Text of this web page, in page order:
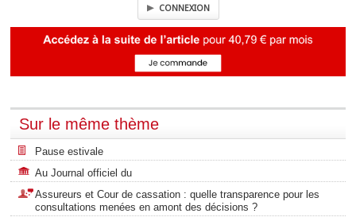
CONNEXION
Sur le même thème
Pause estivale
Au Journal officiel du
Assureurs et Cour de cassation : quelle transparence pour les
consultations menées en amont des décisions ?